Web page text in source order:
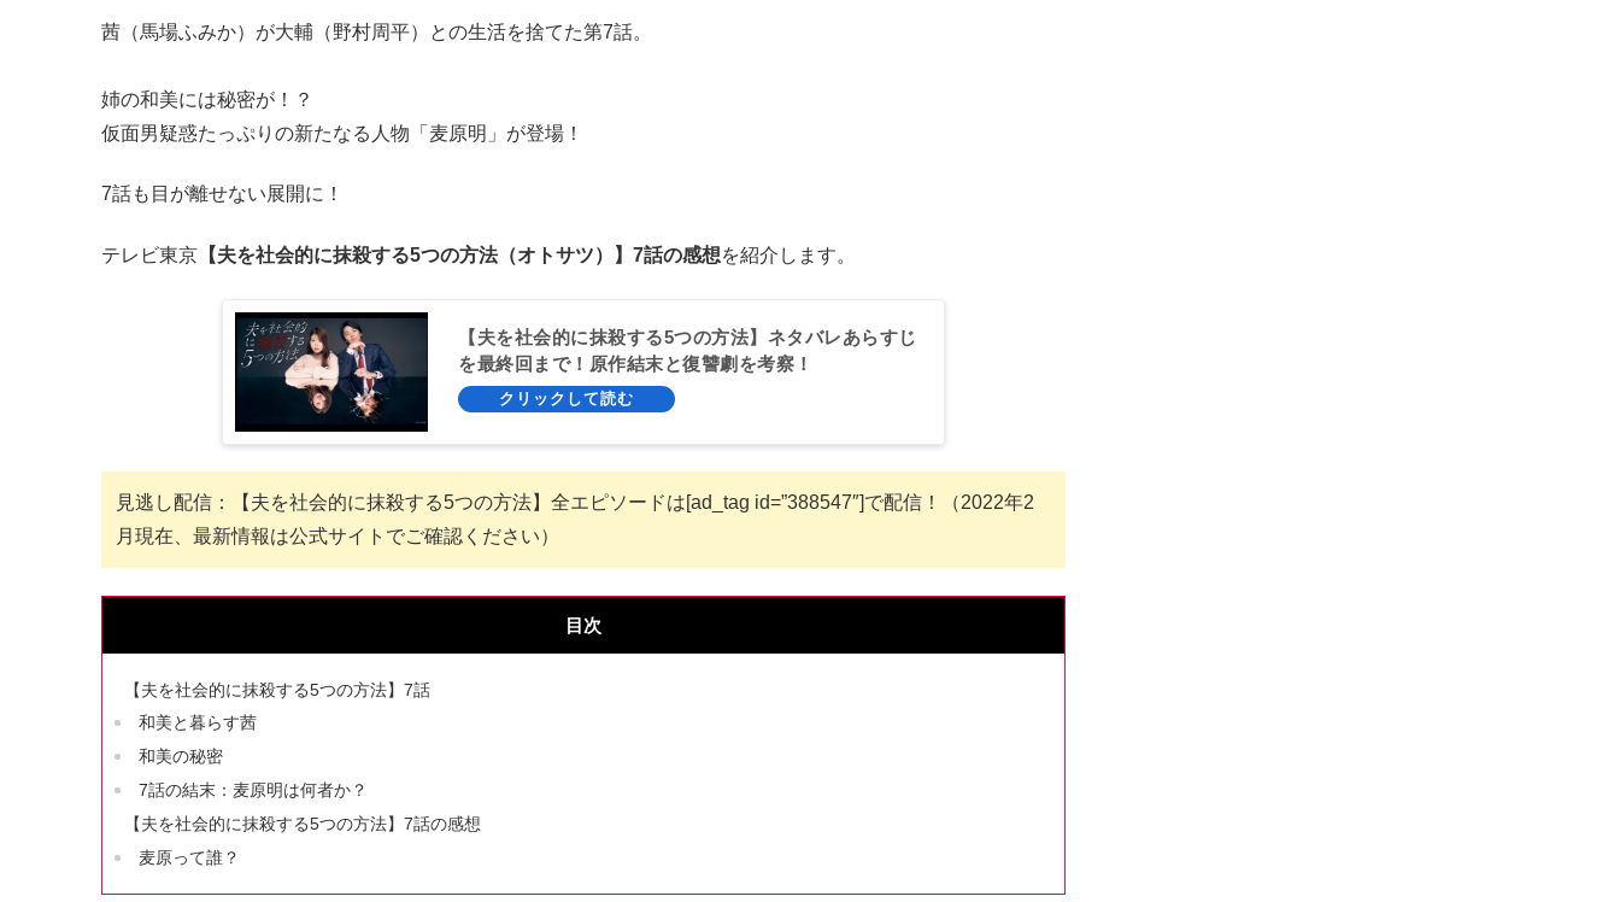
茜（馬場ふみか）が大輔（野村周平）との生活を捨てた第7話。
姉の和美には秘密が！？
仮面男疑惑たっぷりの新たなる人物「麦原明」が登場！
7話も目が離せない展開に！
テレビ東京 【夫を社会的に抹殺する5つの方法（オトサツ）】7話の感想を紹介します。
【夫を社会的に抹殺する5つの方法】ネタバレあらすじ
を最終回まで！原作結末と復讐劇を考察！
見逃し配信：【夫を社会的に抹殺する5つの方法】全エピソードは[ad_tag id=”388547″]で配信！（2022年2
月現在、最新情報は公式サイトでご確認ください）
目次
【夫を社会的に抹殺する5つの方法】7話
和美と暮らす茜
和美の秘密
7話の結末：麦原明は何者か？
【夫を社会的に抹殺する5つの方法】7話の感想
麦原って誰？